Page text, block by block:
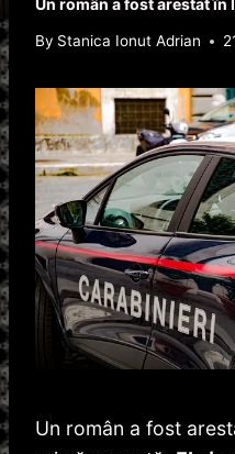
By Stanica Ionut Adrian
Un român a fost